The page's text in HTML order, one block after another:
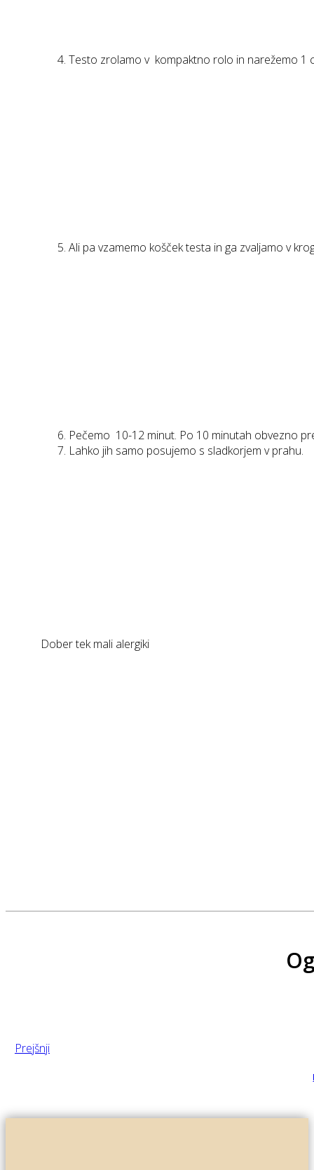
Testo zrolamo v kompaktno rolo in narežemo 1
Ali pa vzamemo košček testa in ga zvaljamo v
Pečemo 10-12 minut. Po 10 minutah obvezno
Lahko jih samo posujemo s sladkorjem v prahu.
Dober tek mali alergiki
Prejšnji